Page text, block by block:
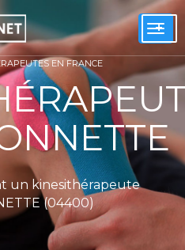
+
EN FRANCE
un kinesithérapeute
(04400)